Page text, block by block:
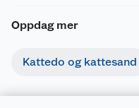
Oppdag mer
Kattedo og kattesand
Generelt